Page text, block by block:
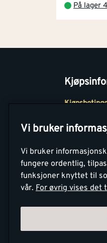
På lager
Betaling
Retur- og
Vi bruker
Vi bruker
fungere ordentlig,
funksjoner knyttet til
vår. For øvrig vises